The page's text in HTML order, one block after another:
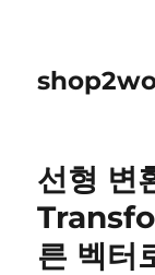
선형 변
른 벡터